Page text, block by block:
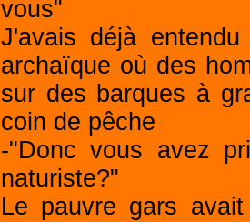
vous"
J'avais déjà
archaïque où des
sur des barques à
coin de pêche
-"Donc vous avez
naturiste?"
Le pauvre gars